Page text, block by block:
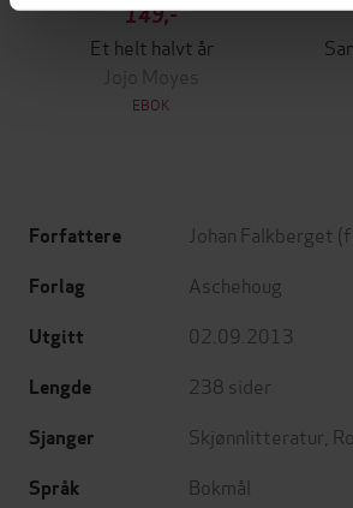
149,-
Et helt halvt år
Jojo Moyes
EBOK
Forfattere Johan Falkberget
Forlag Aschehoug
Utgitt 02.09.2013
Lengde 238 sider
Sjanger Skjønnlitteratur
Språk Bokmål